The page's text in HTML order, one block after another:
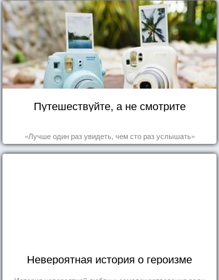
Путешествуйте, а не смотрите
«Лучше один раз увидеть, чем сто раз услышать»
Невероятная история о героизме